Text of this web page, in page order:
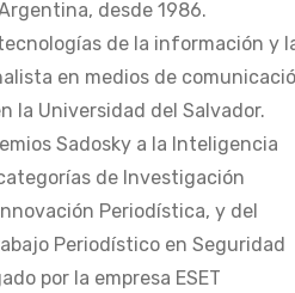
desde 1986.
de la información y
en medios de
la Universidad del Salvador.
Sadosky a la Inteligencia
de Investigación
Periodística, y del
Periodístico en Seguridad
por la empresa ESET